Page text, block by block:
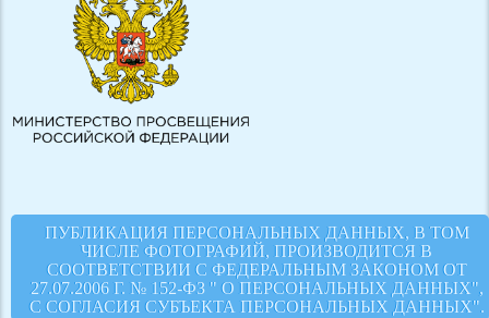
ПУБЛИКАЦИЯ ПЕРСОНАЛЬНЫХ ДАННЫХ, В ТОМ
ЧИСЛЕ ФОТОГРАФИЙ, ПРОИЗВОДИТСЯ В
СООТВЕТСТВИИ С ФЕДЕРАЛЬНЫМ ЗАКОНОМ ОТ
27.07.2006 Г. № 152-ФЗ " О ПЕРСОНАЛЬНЫХ ДАННЫХ",
С СОГЛАСИЯ СУБЪЕКТА ПЕРСОНАЛЬНЫХ ДАННЫХ".